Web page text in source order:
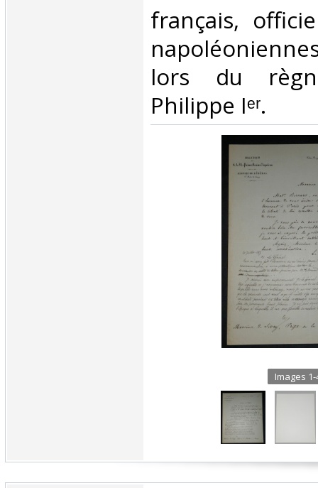
français,
lors du
Philippe Iᵉʳ.‎
Images